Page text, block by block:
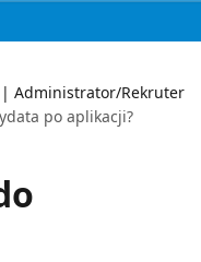
| Administrator/Rekruter
po aplikacji?